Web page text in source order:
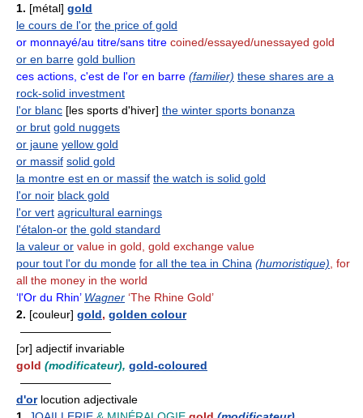
1. [métal] gold
le cours de l'or the price of gold
or monnayé/au titre/sans titre coined/essayed/unessayed gold
or en barre gold bullion
ces actions, c'est de l'or en barre (familier) these shares are a
rock-solid investment
l'or blanc [les sports d'hiver] the winter sports bonanza
or brut gold nuggets
or jaune yellow gold
or massif solid gold
la montre est en or massif the watch is solid gold
l'or noir black gold
l'or vert agricultural earnings
l'étalon-or the gold standard
la valeur or value in gold, gold exchange value
pour tout l'or du monde for all the tea in China (humoristique) , for
all the money in the world
‘l'Or du Rhin’ Wagner ‘The Rhine Gold’
2. [couleur] gold, golden colour
————————
[ɔr] adjectif invariable
gold (modificateur), gold-coloured
————————
d'orlocution adjectivale